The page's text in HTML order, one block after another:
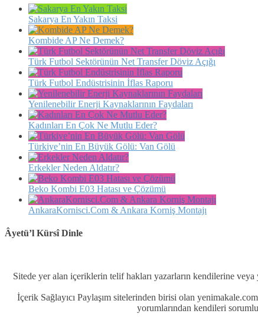
Sakarya En Yakın Taksi
Kombide AP Ne Demek?
Türk Futbol Sektörünün Net Transfer Döviz Açığı
Türk Futbol Endüstrisinin İflas Raporu
Yenilenebilir Enerji Kaynaklarının Faydaları
Kadınları En Çok Ne Mutlu Eder?
Türkiye’nin En Büyük Gölü: Van Gölü
Erkekler Neden Aldatır?
Beko Kombi E03 Hatası ve Çözümü
AnkaraKornisci.Com & Ankara Korniş Montajı
Âyetü’l Kürsî Dinle
Sitede yer alan içeriklerin telif hakları yazarların kendilerine veya
İçerik Sağlayıcı Paylaşım sitelerinden birisi olan
yorumlarından kendileri